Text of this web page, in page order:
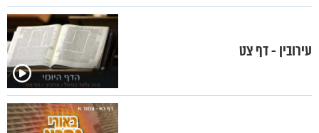
עירובין - דף צט